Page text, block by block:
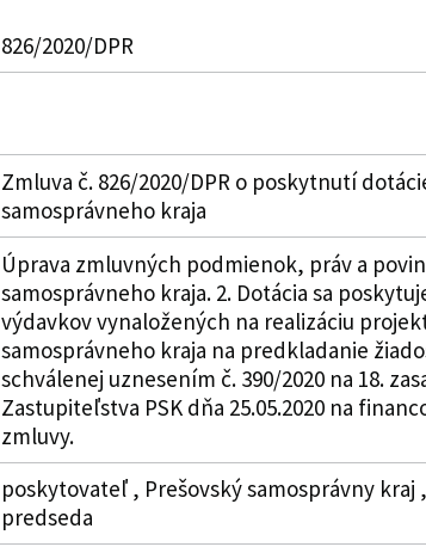
826/2020/DPR
Zmluva č. 826/2020/DPR o poskytnutí
samosprávneho kraja
Úprava zmluvných podmienok, práv a
samosprávneho kraja. 2. Dotácia sa
výdavkov vynaložených na realizáciu
samosprávneho kraja na predkladanie
schválenej uznesením č. 390/2020 na 18.
Zastupiteľstva PSK dňa 25.05.2020 na
zmluvy.
poskytovateľ , Prešovský samosprávny kraj
predseda